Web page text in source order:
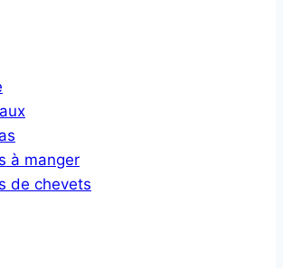
à manger
de chevets